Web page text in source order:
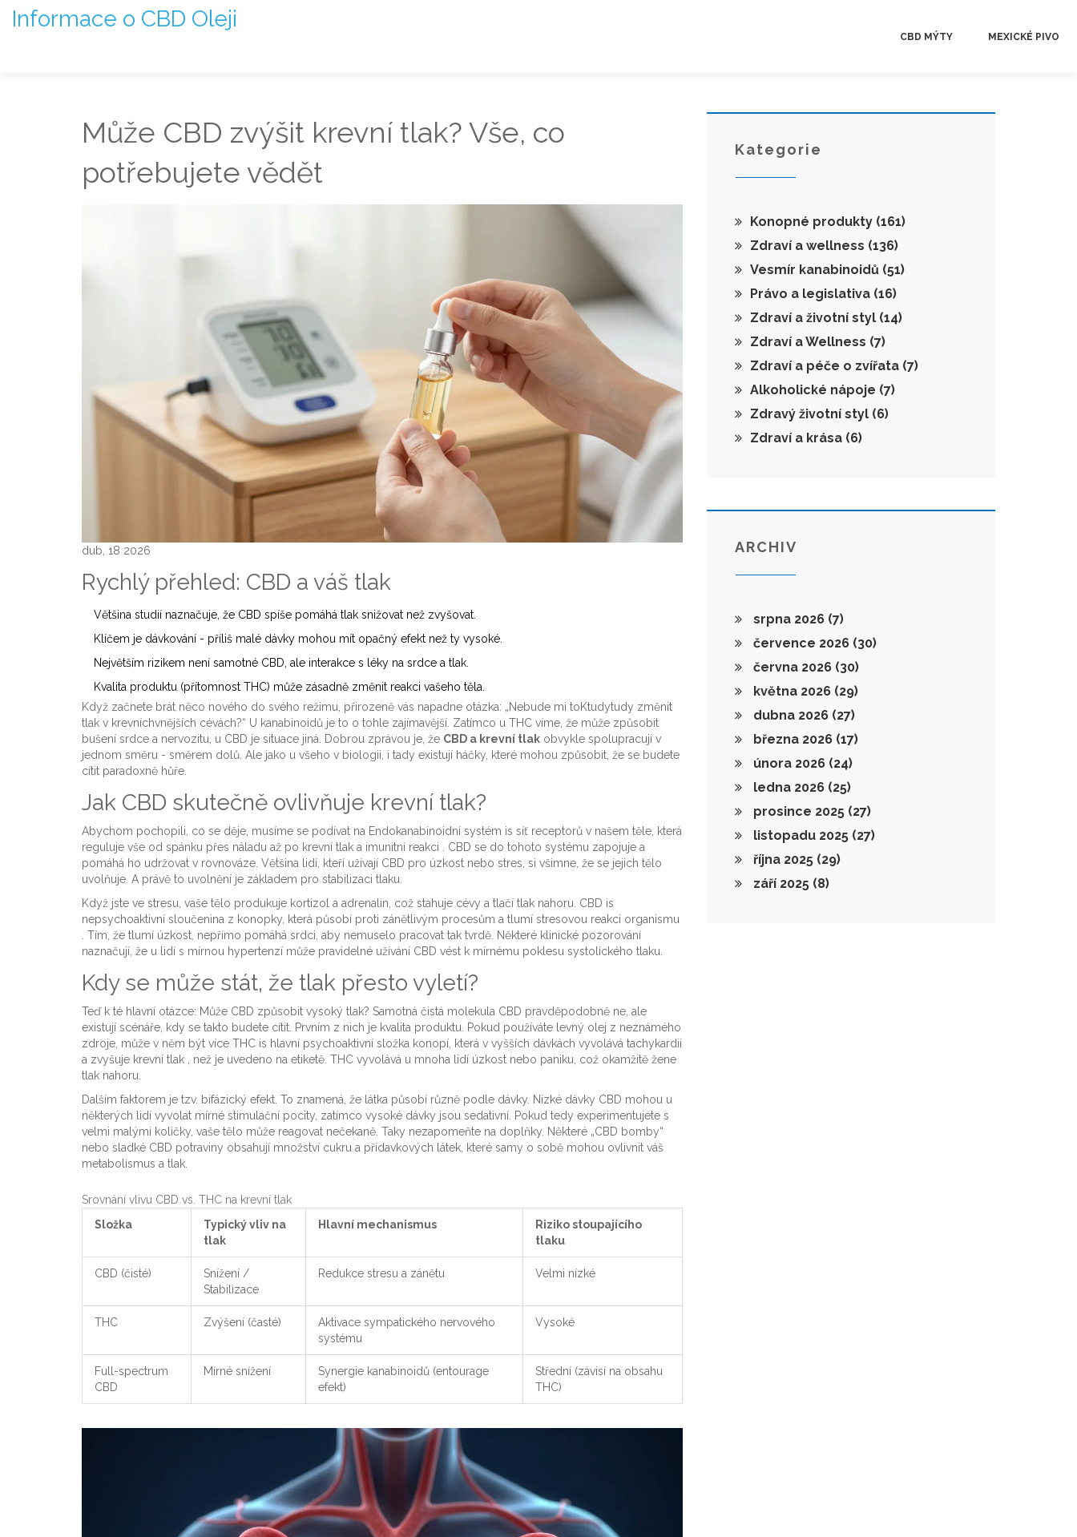
Informace o CBD Oleji
CBD MÝTY MEXICKÉ PIVO
Může CBD zvýšit krevní tlak? Vše, co
potřebujete vědět
dub, 18 2026
Rychlý přehled: CBD a váš tlak
Většina studií naznačuje, že CBD spíše pomáhá tlak snižovat než zvyšovat.
Klíčem je dávkování - příliš malé dávky mohou mít opačný efekt než ty vysoké.
Největším rizikem není samotné CBD, ale interakce s léky na srdce a tlak.
Kvalita produktu (přítomnost THC) může zásadně změnit reakci vašeho těla.
Když začnete brát něco nového do svého režimu, přirozeně vás napadne otázka: „Nebude mi toKtudytudy změnit
tlak v krevníchvnějších cévách?“ U kanabinoidů je to o tohle zajímavější. Zatímco u THC víme, že může způsobit
bušení srdce a nervozitu, u CBD je situace jiná. Dobrou zprávou je, že CBD a krevní tlak obvykle spolupracují v
jednom směru - směrem dolů. Ale jako u všeho v biologii, i tady existují háčky, které mohou způsobit, že se budete
cítit paradoxně hůře.
Jak CBD skutečně ovlivňuje krevní tlak?
Abychom pochopili, co se děje, musíme se podívat na Endokanabinoidní systém is síť receptorů v našem těle, která
reguluje vše od spánku přes náladu až po krevní tlak a imunitní reakci
. CBD se do tohoto systému zapojuje a
pomáhá ho udržovat v rovnováze. Většina lidí, kteří užívají CBD pro úzkost nebo stres, si všimne, že se jejich tělo
uvolňuje. A právě to uvolnění je základem pro stabilizaci tlaku.
Když jste ve stresu, vaše tělo produkuje kortizol a adrenalin, což stahuje cévy a tlačí tlak nahoru. CBD is
nepsychoaktivní sloučenina z konopky, která působí proti zánětlivým procesům a tlumí stresovou reakci organismu
. Tím, že tlumí úzkost, nepřímo pomáhá srdci, aby nemuselo pracovat tak tvrdě. Některé klinické pozorování
naznačují, že u lidí s mírnou hypertenzí může pravidelné užívání CBD vést k mírnému poklesu systolického tlaku.
Kdy se může stát, že tlak přesto vyletí?
Teď k té hlavní otázce: Může CBD způsobit vysoký tlak? Samotná čistá molekula CBD pravděpodobně ne, ale
existují scénáře, kdy se takto budete cítit. Prvním z nich je kvalita produktu. Pokud používáte levný olej z neznámého
zdroje, může v něm být více THC is hlavní psychoaktivní složka konopí, která v vyšších dávkách vyvolává tachykardii
a zvyšuje krevní tlak
, než je uvedeno na etiketě. THC vyvolává u mnoha lidí úzkost nebo paniku, což okamžitě žene
tlak nahoru.
Dalším faktorem je tzv. bifázický efekt. To znamená, že látka působí různě podle dávky. Nízké dávky CBD mohou u
některých lidí vyvolat mírné stimulační pocity, zatímco vysoké dávky jsou sedativní. Pokud tedy experimentujete s
velmi malými količky, vaše tělo může reagovat nečekaně. Taky nezapomeňte na doplňky. Některé „CBD bomby“
nebo sladké CBD potraviny obsahují množství cukru a přídavkových látek, které samy o sobě mohou ovlivnit váš
metabolismus a tlak.
Srovnání vlivu CBD vs. THC na krevní tlak
Složka
Typický vliv na
tlak
Hlavní mechanismus
Riziko stoupajícího
tlaku
CBD (čisté)
Snížení /
Stabilizace
Redukce stresu a zánětu Velmi nízké
THC Zvýšení (časté)
Aktivace sympatického nervového
systému
Vysoké
Full-spectrum
CBD
Mírné snížení
Synergie kanabinoidů (entourage
efekt)
Střední (závisí na obsahu
THC)
Kategorie
Konopné produkty (161)
Zdraví a wellness (136)
Vesmír kanabinoidů (51)
Právo a legislativa (16)
Zdraví a životní styl (14)
Zdraví a Wellness (7)
Zdraví a péče o zvířata (7)
Alkoholické nápoje (7)
Zdravý životní styl (6)
Zdraví a krása (6)
ARCHIV
srpna 2026 (7)
července 2026 (30)
června 2026 (30)
května 2026 (29)
dubna 2026 (27)
března 2026 (17)
února 2026 (24)
ledna 2026 (25)
prosince 2025 (27)
listopadu 2025 (27)
října 2025 (29)
září 2025 (8)